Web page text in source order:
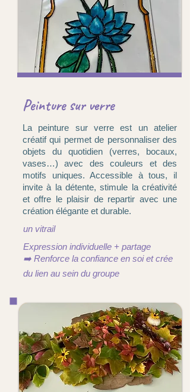
Peinture sur verre
La peinture sur verre est un atelier
créatif qui permet de personnaliser des
objets du quotidien (verres, bocaux,
vases…) avec des couleurs et des
motifs uniques. Accessible à tous, il
invite à la détente, stimule la créativité
et offre le plaisir de repartir avec une
création élégante et durable.
un vitrail
Expression individuelle + partage
➡️ Renforce la confiance en soi et crée
du lien au sein du groupe